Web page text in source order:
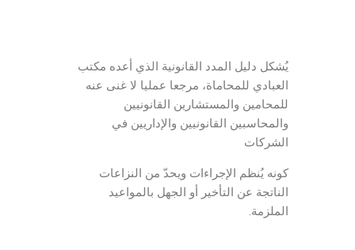
يُشكل دليل المدد القانونية الذي أعده مكتب
العبادي للمحاماة، مرجعا عمليا لا غنى عنه
للمحامين والمستشارين القانونيين
والمحاسبين القانونيين والإداريين في
الشركات
كونه يُنظم الإجراءات ويحدّ من النزاعات
الناتجة عن التأخير أو الجهل بالمواعيد
الملزمة.